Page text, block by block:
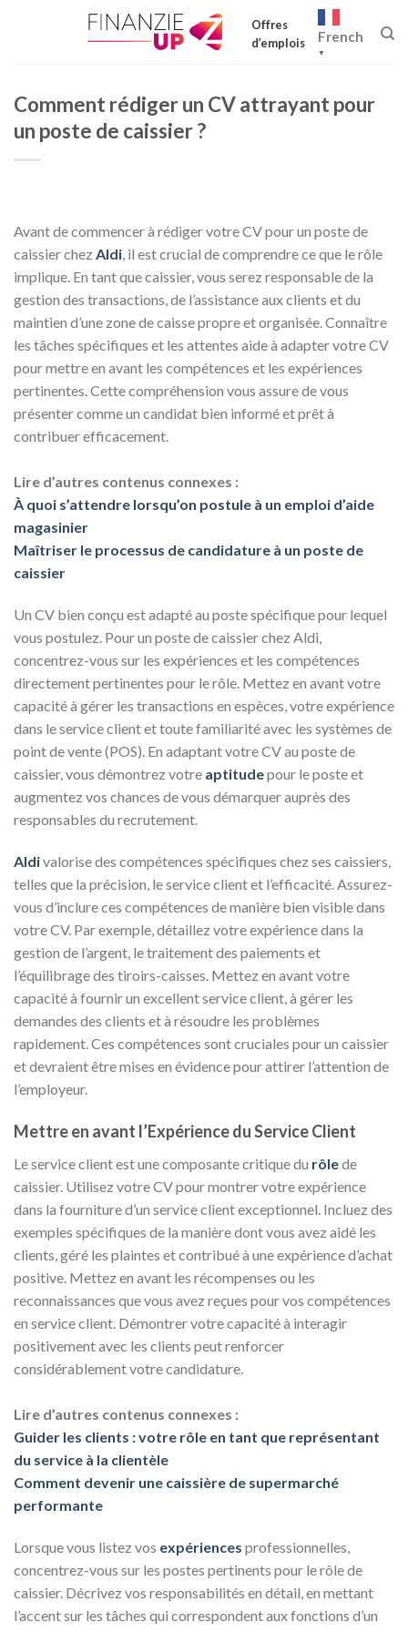
Offres
d’emplois
French
▼
Comment rédiger un CV attrayant pour
un poste de caissier ?
Avant de commencer à rédiger votre CV pour un poste de
caissier chez Aldi, il est crucial de comprendre ce que le rôle
implique. En tant que caissier, vous serez responsable de la
gestion des transactions, de l’assistance aux clients et du
maintien d’une zone de caisse propre et organisée. Connaître
les tâches spécifiques et les attentes aide à adapter votre CV
pour mettre en avant les compétences et les expériences
pertinentes. Cette compréhension vous assure de vous
présenter comme un candidat bien informé et prêt à
contribuer efficacement.
Lire d’autres contenus connexes :
À quoi s’attendre lorsqu’on postule à un emploi d’aide
magasinier
Maîtriser le processus de candidature à un poste de
caissier
Un CV bien conçu est adapté au poste spécifique pour lequel
vous postulez. Pour un poste de caissier chez Aldi,
concentrez-vous sur les expériences et les compétences
directement pertinentes pour le rôle. Mettez en avant votre
capacité à gérer les transactions en espèces, votre expérience
dans le service client et toute familiarité avec les systèmes de
point de vente (POS). En adaptant votre CV au poste de
caissier, vous démontrez votre aptitudepour le poste et
augmentez vos chances de vous démarquer auprès des
responsables du recrutement.
Aldivalorise des compétences spécifiques chez ses caissiers,
telles que la précision, le service client et l’efficacité. Assurez-
vous d’inclure ces compétences de manière bien visible dans
votre CV. Par exemple, détaillez votre expérience dans la
gestion de l’argent, le traitement des paiements et
l’équilibrage des tiroirs-caisses. Mettez en avant votre
capacité à fournir un excellent service client, à gérer les
demandes des clients et à résoudre les problèmes
rapidement. Ces compétences sont cruciales pour un caissier
et devraient être mises en évidence pour attirer l’attention de
l’employeur.
Mettre en avant l’Expérience du Service Client
Le service client est une composante critique du rôlede
caissier. Utilisez votre CV pour montrer votre expérience
dans la fourniture d’un service client exceptionnel. Incluez des
exemples spécifiques de la manière dont vous avez aidé les
clients, géré les plaintes et contribué à une expérience d’achat
positive. Mettez en avant les récompenses ou les
reconnaissances que vous avez reçues pour vos compétences
en service client. Démontrer votre capacité à interagir
positivement avec les clients peut renforcer
considérablement votre candidature.
Lire d’autres contenus connexes :
Guider les clients : votre rôle en tant que représentant
du service à la clientèle
Comment devenir une caissière de supermarché
performante
Lorsque vous listez vos expériences professionnelles,
concentrez-vous sur les postes pertinents pour le rôle de
caissier. Décrivez vos responsabilités en détail, en mettant
l’accent sur les tâches qui correspondent aux fonctions d’un